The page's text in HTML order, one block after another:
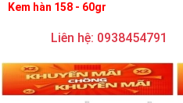
Kem hàn 158 - 60gr
Liên hệ: 0938454791